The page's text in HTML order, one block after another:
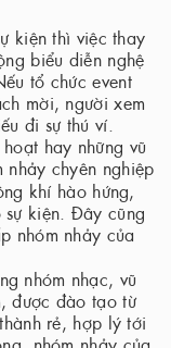
kiện thì việc thay
biểu diễn nghệ
tổ chức event
mời, người xem
đi sự thú ví.
hay những vũ
chyên nghiệp
khí hào hứng,
sự kiện. Đây cũng
nhóm nhảy của
nhóm nhạc, vũ
được đào tạo từ
rẻ, hợp lý tới
nhóm nhảy của